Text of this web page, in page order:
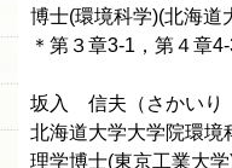
博士(環境科学)(北海道
＊第３章3-1，第４章
坂入 信夫（さかいり
北海道大学大学院環境
理学博士(東京工業大